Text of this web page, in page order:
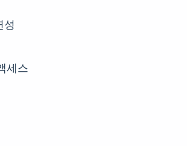
성
세스